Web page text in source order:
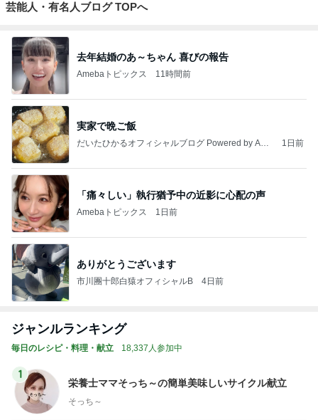
芸能人・有名人ブログ TOPへ
去年結婚のあ～ちゃん 喜びの報告
Amebaトピックス 11時間前
実家で晩ご飯
だいたひかるオフィシャルブログ Powered by Ame
1日前
「痛々しい」執行猶予中の近影に心配の声
Amebaトピックス 1日前
ありがとうございます
市川團十郎白猿オフィシャルB 4日前
ジャンルランキング
毎日のレシピ・料理・献立 18,337人参加中
1
栄養士ママそっち～の簡単美味しいサイクル献立
そっち～